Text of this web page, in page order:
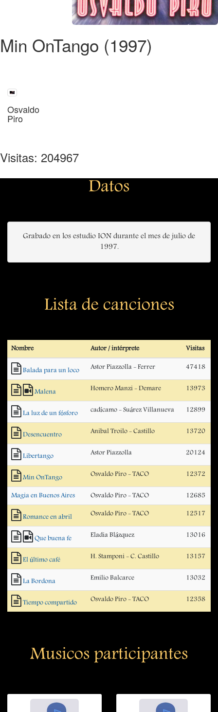
Min OnTango (1997)
Osvaldo
Piro
Visitas: 204967
Datos
Grabado en los estudio ION durante el mes de julio de
1997.
Lista de canciones
Nombre Autor / intérprete Visitas
Balada para un loco Astor Piazzolla - Ferrer 47418
Malena Homero Manzi - Demare 13973
La luz de un fósforo cadícamo - Suárez Villanueva 12899
Desencuentro Anibal Troilo - Castillo 13720
Libertango Astor Piazzolla 20124
Min OnTango Osvaldo Piro - TACO 12372
Magia en Buenos Aires Osvaldo Piro - TACO 12685
Romance en abril Osvaldo Piro - TACO 12517
Que buena fe Eladia Blázquez 13016
El último café H. Stamponi - C. Castillo 13157
La Bordona Emilio Balcarce 13032
Tiempo compartido Osvaldo Piro - TACO 12358
Musicos participantes